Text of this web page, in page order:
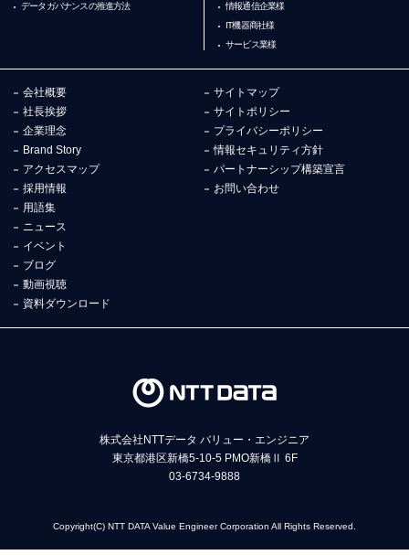
データガバナンスの推進方法
情報通信企業様
IT機器商社様
サービス業様
会社概要
社長挨拶
企業理念
Brand Story
アクセスマップ
採用情報
サイトマップ
サイトポリシー
プライバシーポリシー
情報セキュリティ方針
パートナーシップ構築宣言
お問い合わせ
用語集
ニュース
イベント
ブログ
動画視聴
資料ダウンロード
株式会社NTTデータ バリュー・エンジニア
東京都港区新橋5-10-5 PMO新橋Ⅱ 6F
03-6734-9888
Copyright(C) NTT DATA Value Engineer Corporation All Rights Reserved.